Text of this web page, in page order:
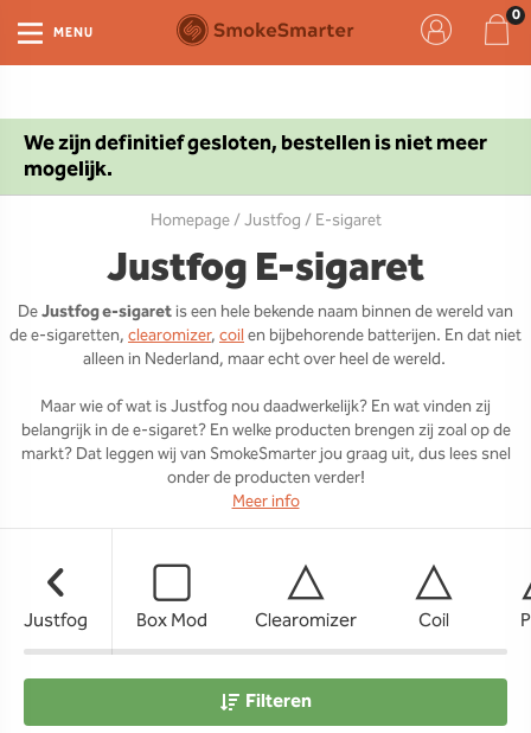
We zijn definitief gesloten, bestellen is niet meer
mogelijk.
MENU
Homepage/Justfog/ E-sigaret
Justfog E-sigaret
DeJustfog e-sigaretis een hele bekende naam binnen de wereld van
de e-sigaretten,clearomizer,coilen bijbehorende batterijen. En dat niet
alleen in Nederland, maar echt over heel de wereld.
Maar wie of wat is Justfog nou daadwerkelijk? En wat vinden zij
belangrijk in de e-sigaret? En welke producten brengen zij zoal op de
markt? Dat leggen wij van SmokeSmarter jou graag uit, dus lees snel
onder de producten verder!
Meer info
Justfog Box Mod Clearomizer Coil
Filteren